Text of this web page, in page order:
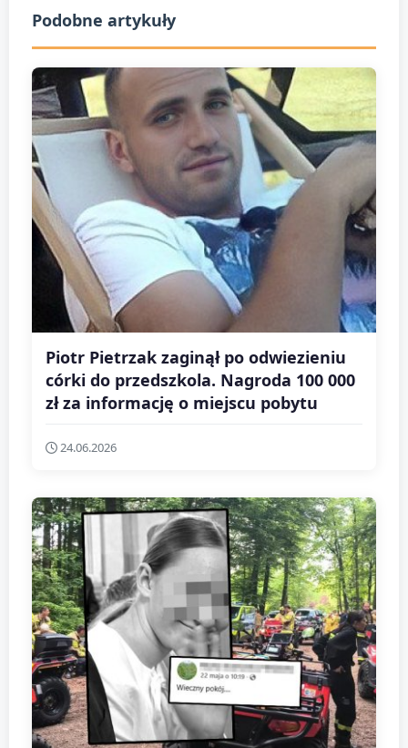
Podobne artykuły
Piotr Pietrzak zaginął po odwiezieniu
córki do przedszkola. Nagroda 100 000
zł za informację o miejscu pobytu
24.06.2026